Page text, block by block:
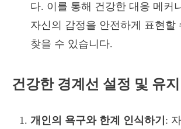
다. 이를 통해 건강한 대응 메커
자신의 감정을 안전하게 표현할
찾을 수 있습니다.
건강한 경계선 설정 및 유지
개인의 욕구와 한계 인식하기 :